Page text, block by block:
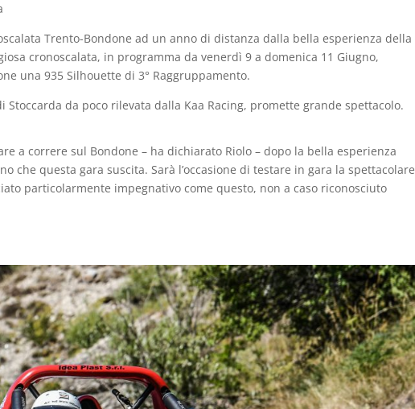
Trento-Bondone ad un anno di distanza dalla bella esperienza della
cronoscalata, in programma da venerdì 9 a domenica 11 Giugno,
una 935 Silhouette di 3° Raggruppamento.
Stoccarda da poco rilevata dalla Kaa Racing, promette grande spettacolo.
a correre sul Bondone – ha dichiarato Riolo – dopo la bella esperienza
che questa gara suscita. Sarà l’occasione di testare in gara la spettacolare
particolarmente impegnativo come questo, non a caso riconosciuto